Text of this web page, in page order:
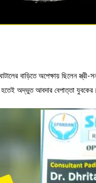
বাড়িতে অপেক্ষায় ছিলেন
হতেই অদ্ভুত আবদার বেপাত্তা